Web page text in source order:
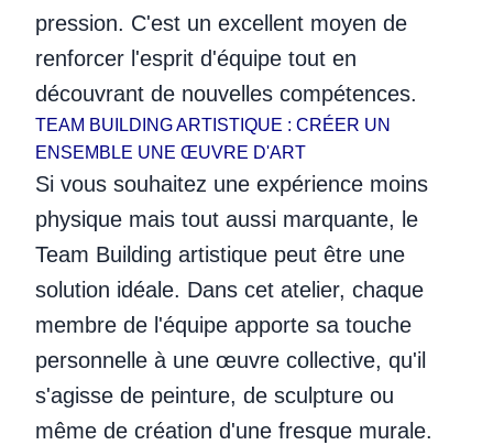
pression. C'est un excellent moyen de
renforcer l'esprit d'équipe tout en
découvrant de nouvelles compétences.
TEAM BUILDING ARTISTIQUE : CRÉER UN
ENSEMBLE UNE ŒUVRE D'ART
Si vous souhaitez une expérience moins
physique mais tout aussi marquante, le
Team Building artistique peut être une
solution idéale. Dans cet atelier, chaque
membre de l'équipe apporte sa touche
personnelle à une œuvre collective, qu'il
s'agisse de peinture, de sculpture ou
même de création d'une fresque murale.